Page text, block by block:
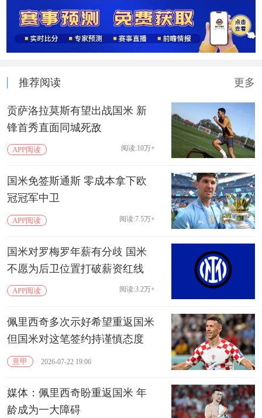
推荐阅读 更多
贡萨洛拉莫斯有望出战国米 新
锋首秀直面同城死敌
APP阅读 阅读:10万+
国米免签斯通斯 零成本拿下欧
冠冠军中卫
APP阅读 阅读:7.5万+
国米对罗梅罗年薪有分歧 国米
不愿为后卫位置打破薪资红线
APP阅读 阅读:3.2万+
佩里西奇多次示好希望重返国米
但国米对这笔签约持谨慎态度
意甲 2026-07-22 19:06
媒体：佩里西奇盼重返国米 年
龄成为一大障碍